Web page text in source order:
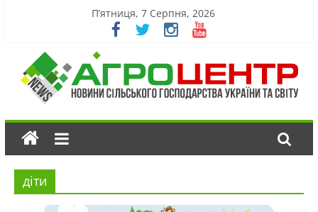
П’ятниця, 7 Серпня, 2026
діти